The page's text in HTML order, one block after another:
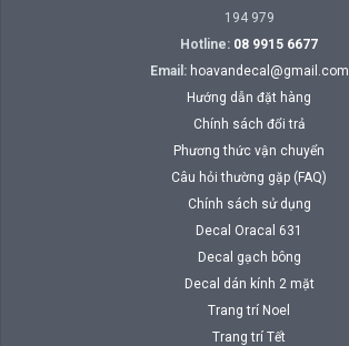
194 979
Hotline: 08 9915 6677
Email: hoavandecal@gmail.com
Hướng dẫn đặt hàng
Chính sách đổi trả
Phương thức vận chuyển
Câu hỏi thường gặp (FAQ)
Chính sách sử dụng
Decal Oracal 631
Decal gạch bông
Decal dán kính 2 mặt
Trang trí Noel
Trang trí Tết